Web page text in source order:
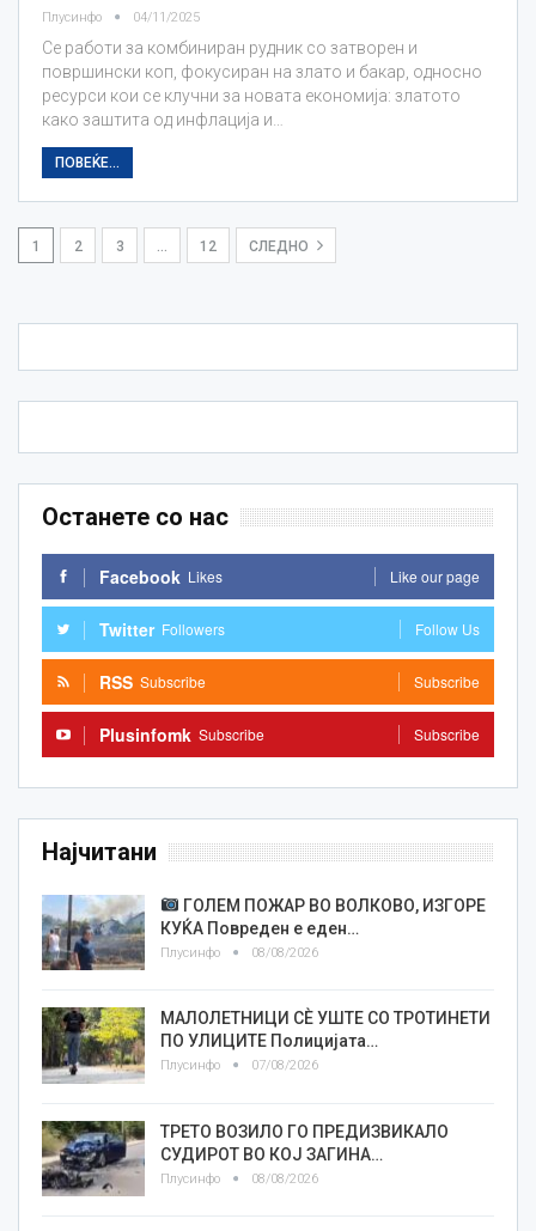
Плусинфо 04/11/2025
Се работи за комбиниран рудник со затворен и
површински коп, фокусиран на злато и бакар, односно
ресурси кои се клучни за новата економија: златото
како заштита од инфлација и…
ПОВЕЌЕ...
1 2 3 12 СЛЕДНО
Останете со нас
Facebook Likes Like our page
Twitter Followers Follow Us
RSS Subscribe Subscribe
Plusinfomk Subscribe Subscribe
Најчитани
ГОЛЕМ ПОЖАР ВО ВОЛКОВО, ИЗГОРЕ
КУЌА Повреден е еден…
Плусинфо 08/08/2026
МАЛОЛЕТНИЦИ СÈ УШТЕ СО ТРОТИНЕТИ
ПО УЛИЦИТЕ Полицијата…
Плусинфо 07/08/2026
ТРЕТО ВОЗИЛО ГО ПРЕДИЗВИКАЛО
СУДИРОТ ВО КОЈ ЗАГИНА…
Плусинфо 08/08/2026